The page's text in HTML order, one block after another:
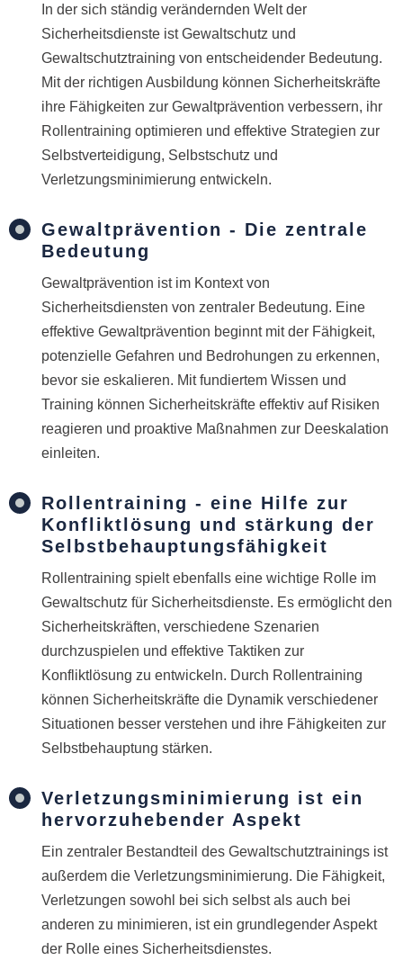
In der sich ständig verändernden Welt der
Sicherheitsdienste ist Gewaltschutz und
Gewaltschutztraining von entscheidender Bedeutung.
Mit der richtigen Ausbildung können Sicherheitskräfte
ihre Fähigkeiten zur Gewaltprävention verbessern, ihr
Rollentraining optimieren und effektive Strategien zur
Selbstverteidigung, Selbstschutz und
Verletzungsminimierung entwickeln.
Gewaltprävention - Die zentrale
Bedeutung
Gewaltprävention ist im Kontext von
Sicherheitsdiensten von zentraler Bedeutung. Eine
effektive Gewaltprävention beginnt mit der Fähigkeit,
potenzielle Gefahren und Bedrohungen zu erkennen,
bevor sie eskalieren. Mit fundiertem Wissen und
Training können Sicherheitskräfte effektiv auf Risiken
reagieren und proaktive Maßnahmen zur Deeskalation
einleiten.
Rollentraining - eine Hilfe zur
Konfliktlösung und stärkung der
Selbstbehauptungsfähigkeit
Rollentraining spielt ebenfalls eine wichtige Rolle im
Gewaltschutz für Sicherheitsdienste. Es ermöglicht den
Sicherheitskräften, verschiedene Szenarien
durchzuspielen und effektive Taktiken zur
Konfliktlösung zu entwickeln. Durch Rollentraining
können Sicherheitskräfte die Dynamik verschiedener
Situationen besser verstehen und ihre Fähigkeiten zur
Selbstbehauptung stärken.
Verletzungsminimierung ist ein
hervorzuhebender Aspekt
Ein zentraler Bestandteil des Gewaltschutztrainings ist
außerdem die Verletzungsminimierung. Die Fähigkeit,
Verletzungen sowohl bei sich selbst als auch bei
anderen zu minimieren, ist ein grundlegender Aspekt
der Rolle eines Sicherheitsdienstes.